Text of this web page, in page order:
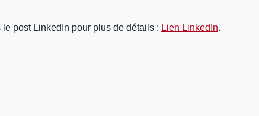
post LinkedIn pour plus de détails : Lien LinkedIn.